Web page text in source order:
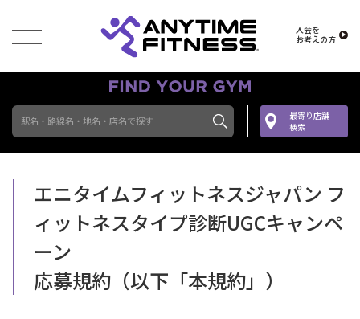
入会を
お考えの方
駅名・路線名・地名・店名で探す
最寄り店舗
検索
エニタイムフィットネスジャパン フ
ィットネスタイプ診断UGCキャンペ
ーン
応募規約（以下「本規約」）